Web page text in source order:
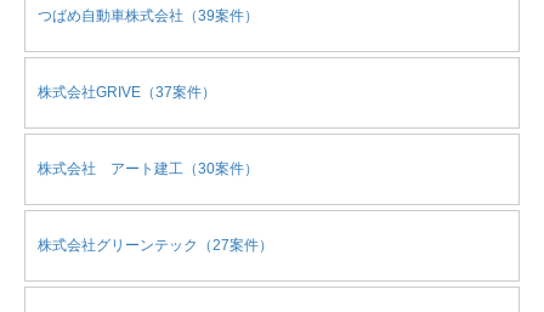
つばめ自動車株式会社（39案件）
株式会社GRIVE（37案件）
株式会社 アート建工（30案件）
株式会社グリーンテック（27案件）